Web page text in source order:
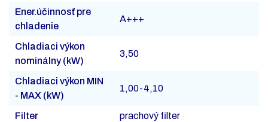
Ener.účinnosť pre
chladenie
A+++
Chladiaci výkon
nominálny (kW)
3,50
Chladiaci výkon MIN
- MAX (kW)
1,00-4,10
Filter
prachový filter